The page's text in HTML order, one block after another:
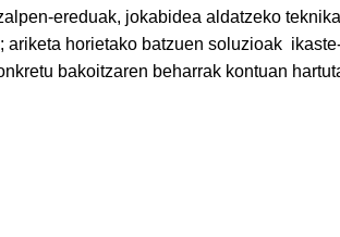
ereduak, jokabidea aldatzeko
ariketa horietako batzuen soluzioak
bakoitzaren beharrak kontuan